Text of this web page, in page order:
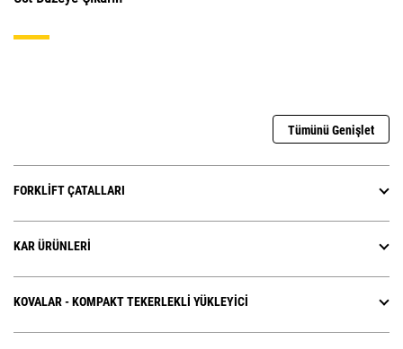
Tümünü Genişlet
FORKLIFT ÇATALLARI
KAR ÜRÜNLERI
KOVALAR - KOMPAKT TEKERLEKLI YÜKLEYICI